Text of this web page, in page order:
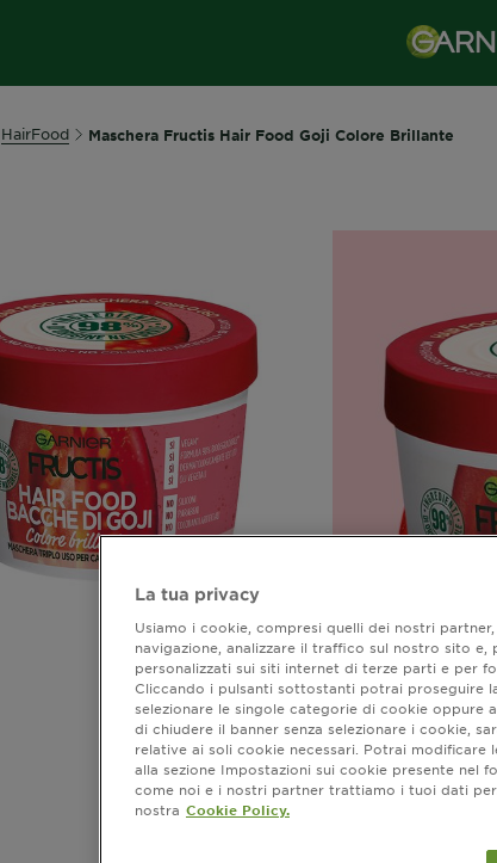
HairFood Maschera Fructis Hair Food Goji Colore Brillante
La tua privacy
Usiamo i cookie, compresi quelli dei nostri
navigazione, analizzare il traffico sul nostro sito e,
personalizzati sui siti internet di terze parti e per
Cliccando i pulsanti sottostanti potrai proseguire
selezionare le singole categorie di cookie oppure
di chiudere il banner senza selezionare i cookie,
relative ai soli cookie necessari. Potrai modificare
alla sezione Impostazioni sui cookie presente nel
come noi e i nostri partner trattiamo i tuoi dati
nostra Cookie Policy.